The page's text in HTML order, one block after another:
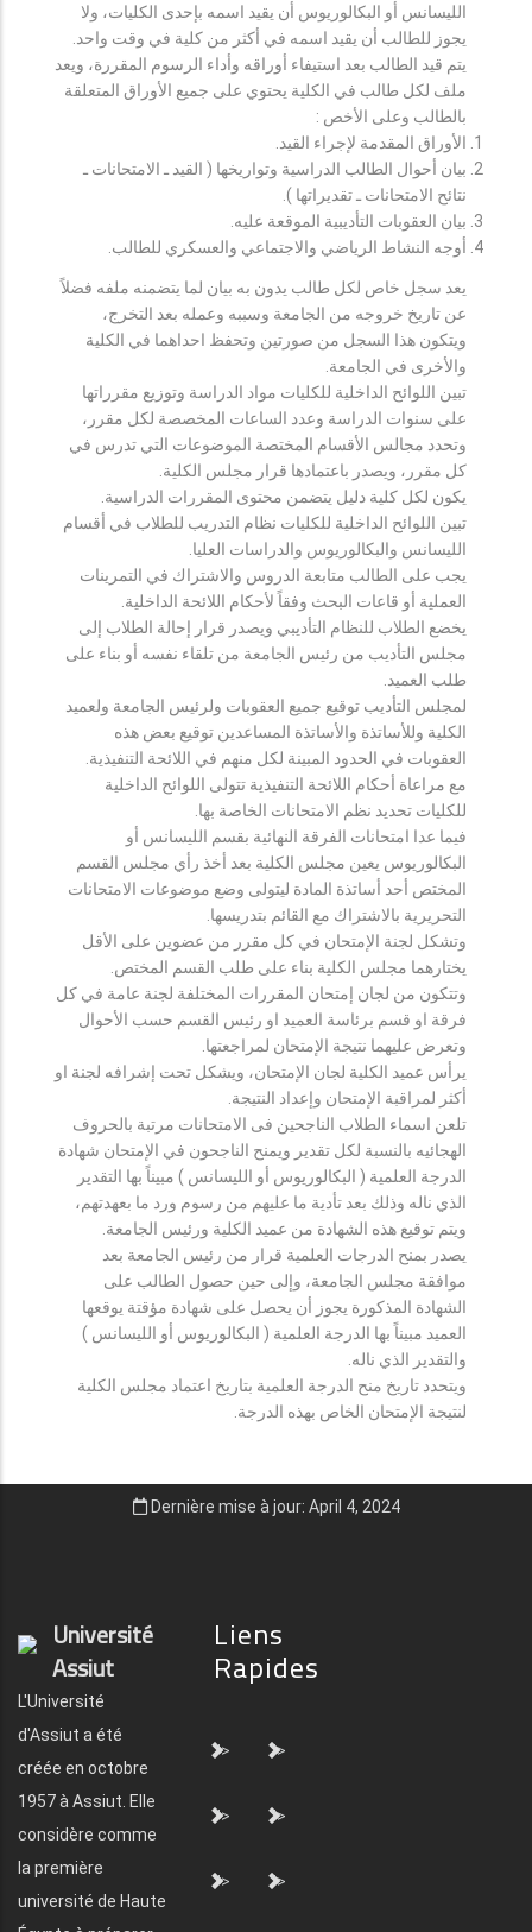
الليسانس أو البكالوريوس أن يقيد اسمه بإحدى الكليات، ولا
يجوز للطالب أن يقيد اسمه في أكثر من كلية في وقت واحد.
يتم قيد الطالب بعد استيفاء أوراقه وأداء الرسوم المقررة، ويعد
ملف لكل طالب في الكلية يحتوي على جميع الأوراق المتعلقة
بالطالب وعلى الأخص :
الأوراق المقدمة لإجراء القيد.
بيان أحوال الطالب الدراسية وتواريخها ( القيد ـ الامتحانات ـ
نتائح الامتحانات ـ تقديراتها ).
بيان العقوبات التأديبية الموقعة عليه.
أوجه النشاط الرياضي والاجتماعي والعسكري للطالب.
يعد سجل خاص لكل طالب يدون به بيان لما يتضمنه ملفه فضلاً
عن تاريخ خروجه من الجامعة وسببه وعمله بعد التخرج،
ويتكون هذا السجل من صورتين وتحفظ احداهما في الكلية
والأخرى في الجامعة.
تبين اللوائح الداخلية للكليات مواد الدراسة وتوزيع مقرراتها
على سنوات الدراسة وعدد الساعات المخصصة لكل مقرر،
وتحدد مجالس الأقسام المختصة الموضوعات التي تدرس في
كل مقرر، ويصدر باعتمادها قرار مجلس الكلية.
يكون لكل كلية دليل يتضمن محتوى المقررات الدراسية.
تبين اللوائح الداخلية للكليات نظام التدريب للطلاب في أقسام
الليسانس والبكالوريوس والدراسات العليا.
يجب على الطالب متابعة الدروس والاشتراك في التمرينات
العملية أو قاعات البحث وفقاً لأحكام اللائحة الداخلية.
يخضع الطلاب للنظام التأديبي ويصدر قرار إحالة الطلاب إلى
مجلس التأديب من رئيس الجامعة من تلقاء نفسه أو بناء على
طلب العميد.
لمجلس التأديب توقيع جميع العقوبات ولرئيس الجامعة ولعميد
الكلية وللأساتذة والأساتذة المساعدين توقيع بعض هذه
العقوبات في الحدود المبينة لكل منهم في اللائحة التنفيذية.
مع مراعاة أحكام اللائحة التنفيذية تتولى اللوائح الداخلية
للكليات تحديد نظم الامتحانات الخاصة بها.
فيما عدا امتحانات الفرقة النهائية بقسم الليسانس أو
البكالوريوس يعين مجلس الكلية بعد أخذ رأي مجلس القسم
المختص أحد أساتذة المادة ليتولى وضع موضوعات الامتحانات
التحريرية بالاشتراك مع القائم بتدريسها.
وتشكل لجنة الإمتحان في كل مقرر من عضوين على الأقل
يختارهما مجلس الكلية بناء على طلب القسم المختص.
وتتكون من لجان إمتحان المقررات المختلفة لجنة عامة في كل
فرقة او قسم برئاسة العميد او رئيس القسم حسب الأحوال
وتعرض عليهما نتيجة الإمتحان لمراجعتها.
يرأس عميد الكلية لجان الإمتحان، ويشكل تحت إشرافه لجنة او
أكثر لمراقبة الإمتحان وإعداد النتيجة.
تلعن اسماء الطلاب الناجحين فى الامتحانات مرتبة بالحروف
الهجائيه بالنسبة لكل تقدير ويمنح الناجحون في الإمتحان شهادة
الدرجة العلمية ( البكالوريوس أو الليسانس ) مبيناً بها التقدير
الذي ناله وذلك بعد تأدية ما عليهم من رسوم ورد ما بعهدتهم،
ويتم توقيع هذه الشهادة من عميد الكلية ورئيس الجامعة.
يصدر بمنح الدرجات العلمية قرار من رئيس الجامعة بعد
موافقة مجلس الجامعة، وإلى حين حصول الطالب على
الشهادة المذكورة يجوز أن يحصل على شهادة مؤقتة يوقعها
العميد مبيناً بها الدرجة العلمية ( البكالوريوس أو الليسانس )
والتقدير الذي ناله.
ويتحدد تاريخ منح الدرجة العلمية بتاريخ اعتماد مجلس الكلية
لنتيجة الإمتحان الخاص بهذه الدرجة.
Dernière mise à jour: April 4, 2024
Université
Assiut
L'Université
d'Assiut a été
créée en octobre
1957 à Assiut. Elle
considère comme
la première
université de Haute
Liens
Rapides
"> ">
"> ">
"> ">